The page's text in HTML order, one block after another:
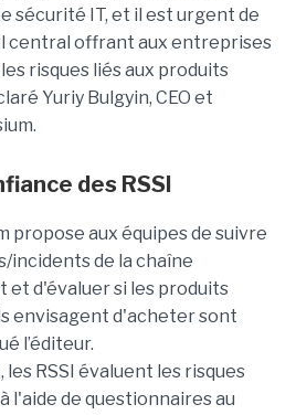
sécurité IT, et il est urgent de
central offrant aux entreprises
risques liés aux produits
Yuriy Bulgyin, CEO et
des RSSI
propose aux équipes de suivre
incidents de la chaîne
d'évaluer si les produits
envisagent d'acheter sont
l’éditeur.
RSSI évaluent les risques
l'aide de questionnaires au